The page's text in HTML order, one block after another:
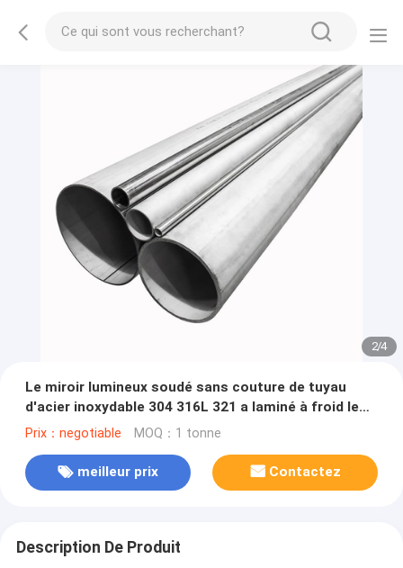
2/4
Le miroir lumineux soudé sans couture de tuyau
d'acier inoxydable 304 316L 321 a laminé à froid le
duplex 0.3mm
Prix：negotiable MOQ：1 tonne
meilleur prix Contactez
Description De Produit